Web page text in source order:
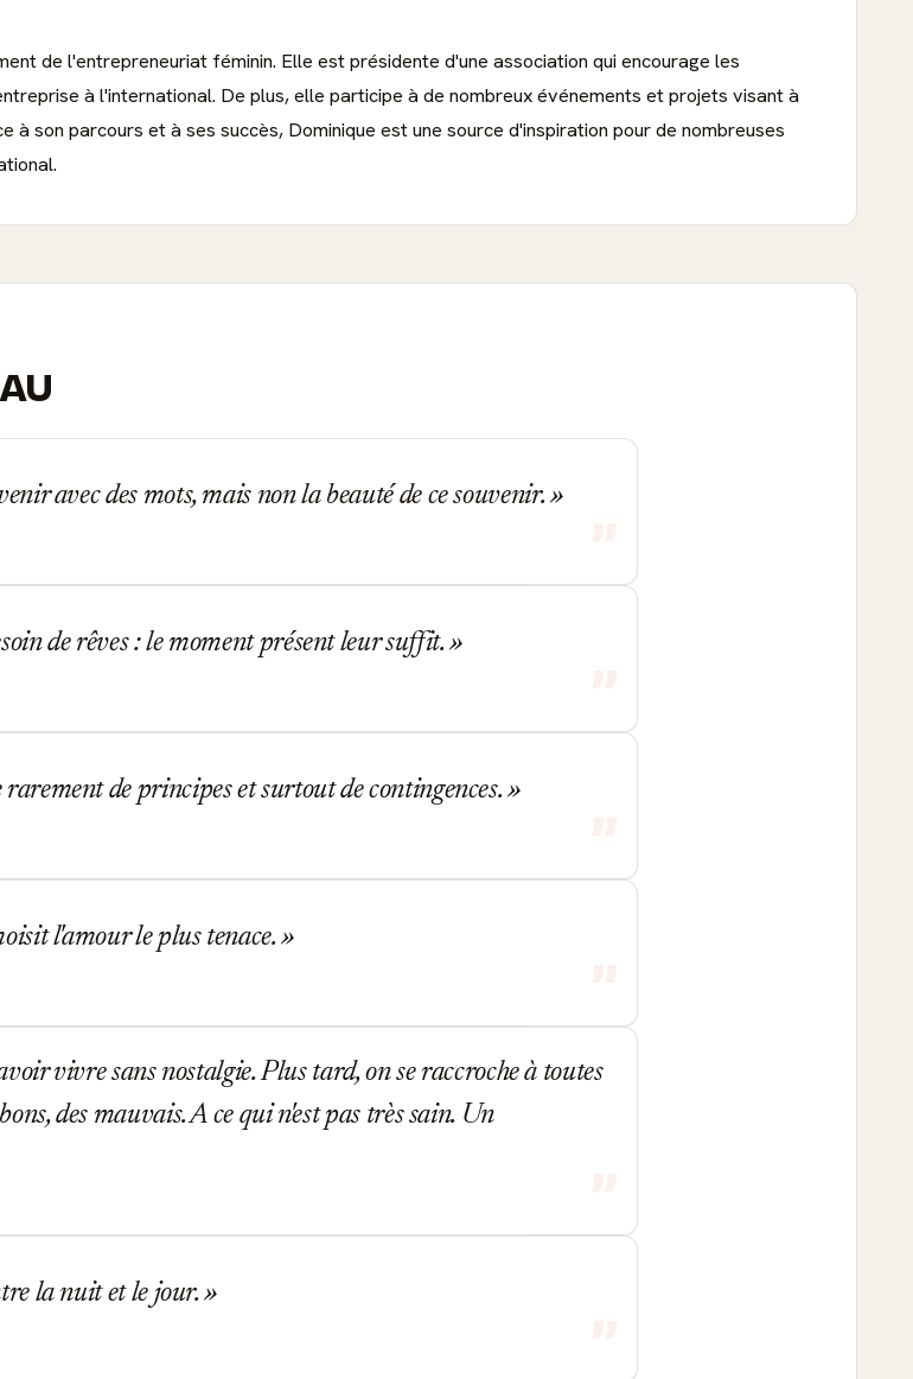
de l'entrepreneuriat féminin. Elle est présidente d'une association qui encourage les
à l'international. De plus, elle participe à de nombreux événements et projets visant à
son parcours et à ses succès, Dominique est une source d'inspiration pour de nombreuses
avec des mots, mais non la beauté de ce souvenir.
de rêves : le moment présent leur suffit.
de principes et surtout de contingences.
l'amour le plus tenace.
vivre sans nostalgie. Plus tard, on se raccroche à toutes
des mauvais. A ce qui n'est pas très sain. Un
la nuit et le jour.